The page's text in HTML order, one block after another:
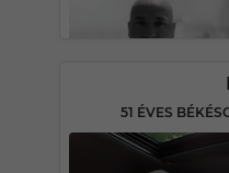
51 ÉVES